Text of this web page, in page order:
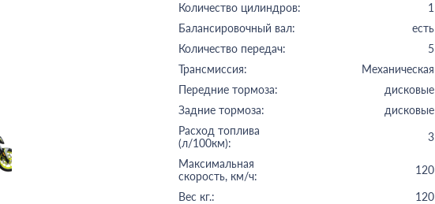
Количество цилиндров:
1
Балансировочный вал:
есть
Количество передач:
5
Трансмиссия:
Механическая
Передние тормоза:
дисковые
Задние тормоза:
дисковые
Расход топлива
(л/100км):
3
Максимальная
скорость, км/ч:
120
Вес кг.:
120